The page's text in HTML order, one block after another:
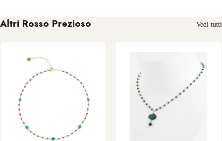
Altri Rosso Prezioso Vedi tutti